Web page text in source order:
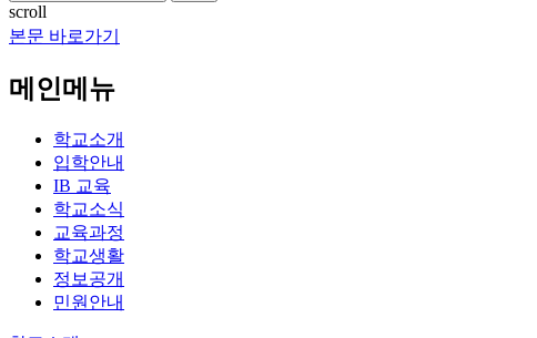
본문 바로가기
메인메뉴
학교소개
입학안내
IB 교육
학교소식
교육과정
학교생활
정보공개
민원안내
scroll